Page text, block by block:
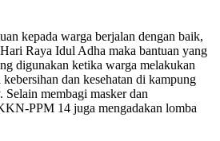
kepada warga berjalan dengan baik,
Raya Idul Adha maka bantuan yang
digunakan ketika warga melakukan
dan kesehatan di kampung
membagi masker dan
PPM 14 juga mengadakan lomba